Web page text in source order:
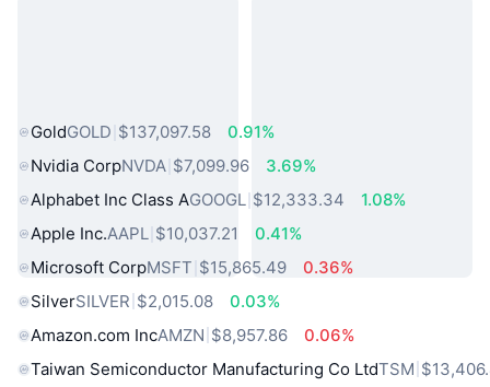
GoldGOLD $137,097.58
0.91%
Nvidia CorpNVDA $7,099.96
3.69%
Alphabet Inc Class AGOOGL $12,333.34
1.08%
Apple Inc.AAPL $10,037.21
0.41%
Microsoft CorpMSFT $15,865.49
0.36%
SilverSILVER $2,015.08
0.03%
Amazon.com IncAMZN $8,957.86
0.06%
Taiwan Semiconductor Manufacturing Co LtdTSM